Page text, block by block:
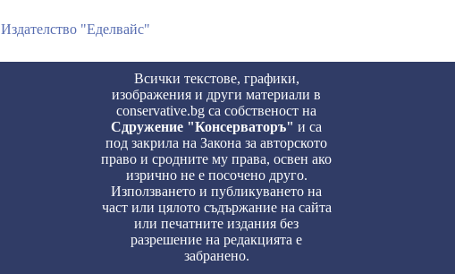
Издателство "Еделвайс"
Всички текстове, графики,
изображения и други материали в
conservative.bg са собственост на
Сдружение "Консерваторъ" и са
под закрила на Закона за авторското
право и сродните му права, освен ако
изрично не е посочено друго.
Използването и публикуването на
част или цялото съдържание на сайта
или печатните издания без
разрешение на редакцията е
забранено.